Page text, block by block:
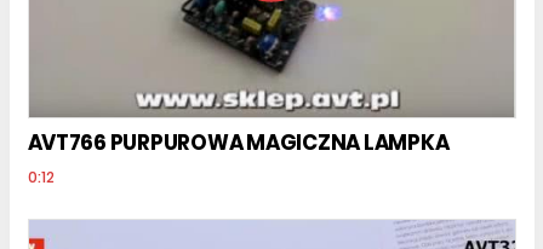
AVT766 PURPUROWA MAGICZNA LAMPKA
0:12